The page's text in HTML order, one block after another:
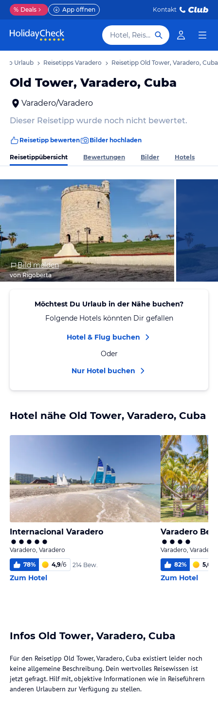
% Deals App öffnen Kontakt
Hotel, Reiseziel
Urlaub Reisetipps Varadero Reisetipp Old Tower, Varadero, Cuba
Old Tower, Varadero, Cuba
Varadero/Varadero
Dieser Reisetipp wurde noch nicht bewertet.
Reisetipp bewerten Bilder hochladen
Reisetippübersicht Bewertungen Bilder Hotels
Bild melden
von Rigoberta
Möchtest Du Urlaub in der Nähe buchen?
Folgende Hotels könnten Dir gefallen
Hotel & Flug buchen
Oder
Nur Hotel buchen
Hotel nähe Old Tower, Varadero, Cuba
Internacional Varadero
Varadero, Varadero
78% 4,9/6 214 Bew.
Zum Hotel
Varadero
Varadero, Varadero
82% 5,0
Zum Hotel
Infos Old Tower, Varadero, Cuba
Für den Reisetipp Old Tower, Varadero, Cuba existiert leider noch
keine allgemeine Beschreibung. Dein wertvolles Reisewissen ist
jetzt gefragt. Hilf mit, objektive Informationen wie in Reiseführern
anderen Urlaubern zur Verfügung zu stellen.